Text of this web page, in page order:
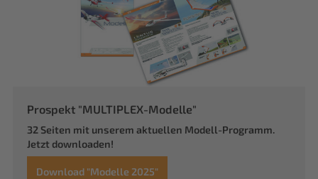
Prospekt "MULTIPLEX-Modelle"
32 Seiten mit unserem aktuellen Modell-Programm.
Jetzt downloaden!
Download "Modelle 2025"